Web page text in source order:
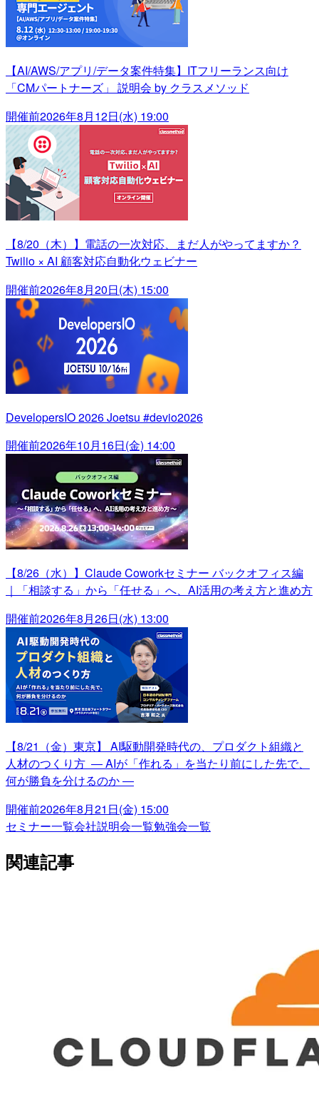
【AI/AWS/アプリ/データ案件特集】ITフリーランス向け
「CMパートナーズ」 説明会 by クラスメソッド
開催前2026年8月12日(水) 19:00
【8/20（木）】電話の一次対応、まだ人がやってますか？
Twilio × AI 顧客対応自動化ウェビナー
開催前2026年8月20日(木) 15:00
DevelopersIO 2026 Joetsu #devio2026
開催前2026年10月16日(金) 14:00
【8/26（水）】Claude Coworkセミナー バックオフィス編
｜「相談する」から「任せる」へ、AI活用の考え方と進め方
開催前2026年8月26日(水) 13:00
【8/21（金）東京】 AI駆動開発時代の、プロダクト組織と
人材のつくり方 ― AIが「作れる」を当たり前にした先で、
何が勝負を分けるのか ―
開催前2026年8月21日(金) 15:00
セミナー一覧会社説明会一覧勉強会一覧
関連記事